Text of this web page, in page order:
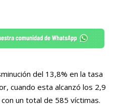
del 13,8% en la tasa
cuando esta alcanzó los 2,9
un total de 585 víctimas.